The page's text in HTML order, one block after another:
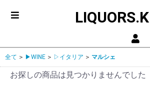
LIQUORS.K
全て ＞ ▶WINE ＞ ▷イタリア ＞ マルシェ
お探しの商品は見つかりませんでした